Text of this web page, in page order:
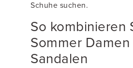
Schuhe suchen.
So kombinieren
Sommer Damen
Sandalen